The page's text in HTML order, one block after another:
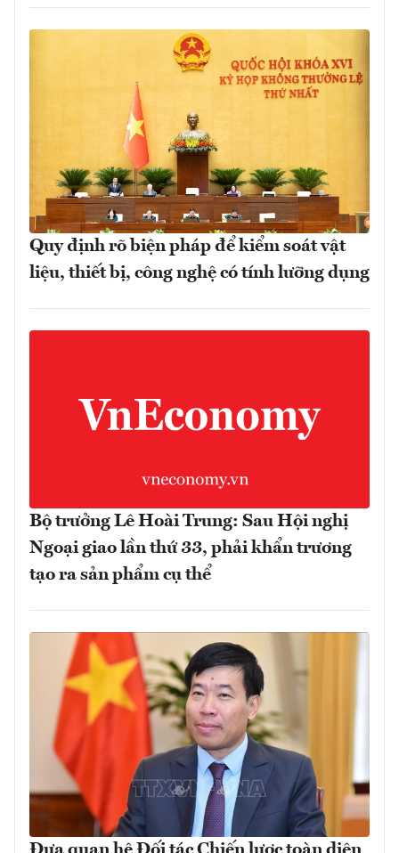
Quy định rõ biện pháp để kiểm soát vật
liệu, thiết bị, công nghệ có tính lưỡng dụng
Bộ trưởng Lê Hoài Trung: Sau Hội nghị
Ngoại giao lần thứ 33, phải khẩn trương
tạo ra sản phẩm cụ thể